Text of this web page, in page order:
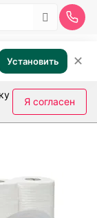
Установить ✕
Я согласен